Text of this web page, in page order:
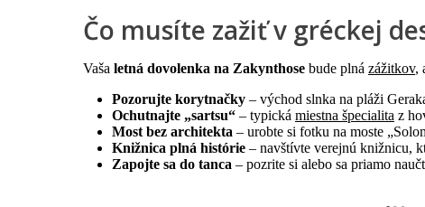
Čo musíte zažiť v gréckej
Vaša letná dovolenka na Zakynthose bude plná zážitkov,
Pozorujte korytnačky – východ slnka na pláži
Ochutnajte „sartsu“ – typická miestna špecialita z
Most bez architekta – urobte si fotku na moste
Knižnica plná histórie – navštívte verejnú knižnicu,
Zapojte sa do tanca – pozrite si alebo sa priamo